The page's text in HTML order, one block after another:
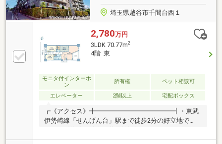
埼玉県越谷市千間台西１
2,780万円
3LDK 70.77m2
4階 東
モニタ付インターホ
ン
所有権 ペット相談可
エレベーター 2階以上 宅配ボックス
┏《アクセス》╋━━━━━━━━━━━━┫・東武
伊勢崎線「せんげん台」駅まで徒歩2分の好立地で
す。┏《物件の特徴・共用施設》
╋━━━━━━━━━━━━┫・4階部分、東・南向